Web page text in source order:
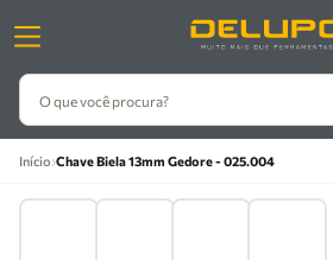
O que você procura?
Início›Chave Biela 13mm Gedore - 025.004